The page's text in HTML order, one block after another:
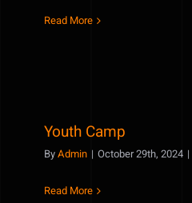
Read More
Youth Camp
ByAdmin | October 29th, 2024 |
Read More